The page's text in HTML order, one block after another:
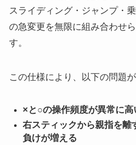
スライディング・ジャンプ・
の急変更を無限に組み合わせ
す。
この仕様により、以下の問題
×と○の操作頻度が異常に高
右スティックから親指を離
負けが増える